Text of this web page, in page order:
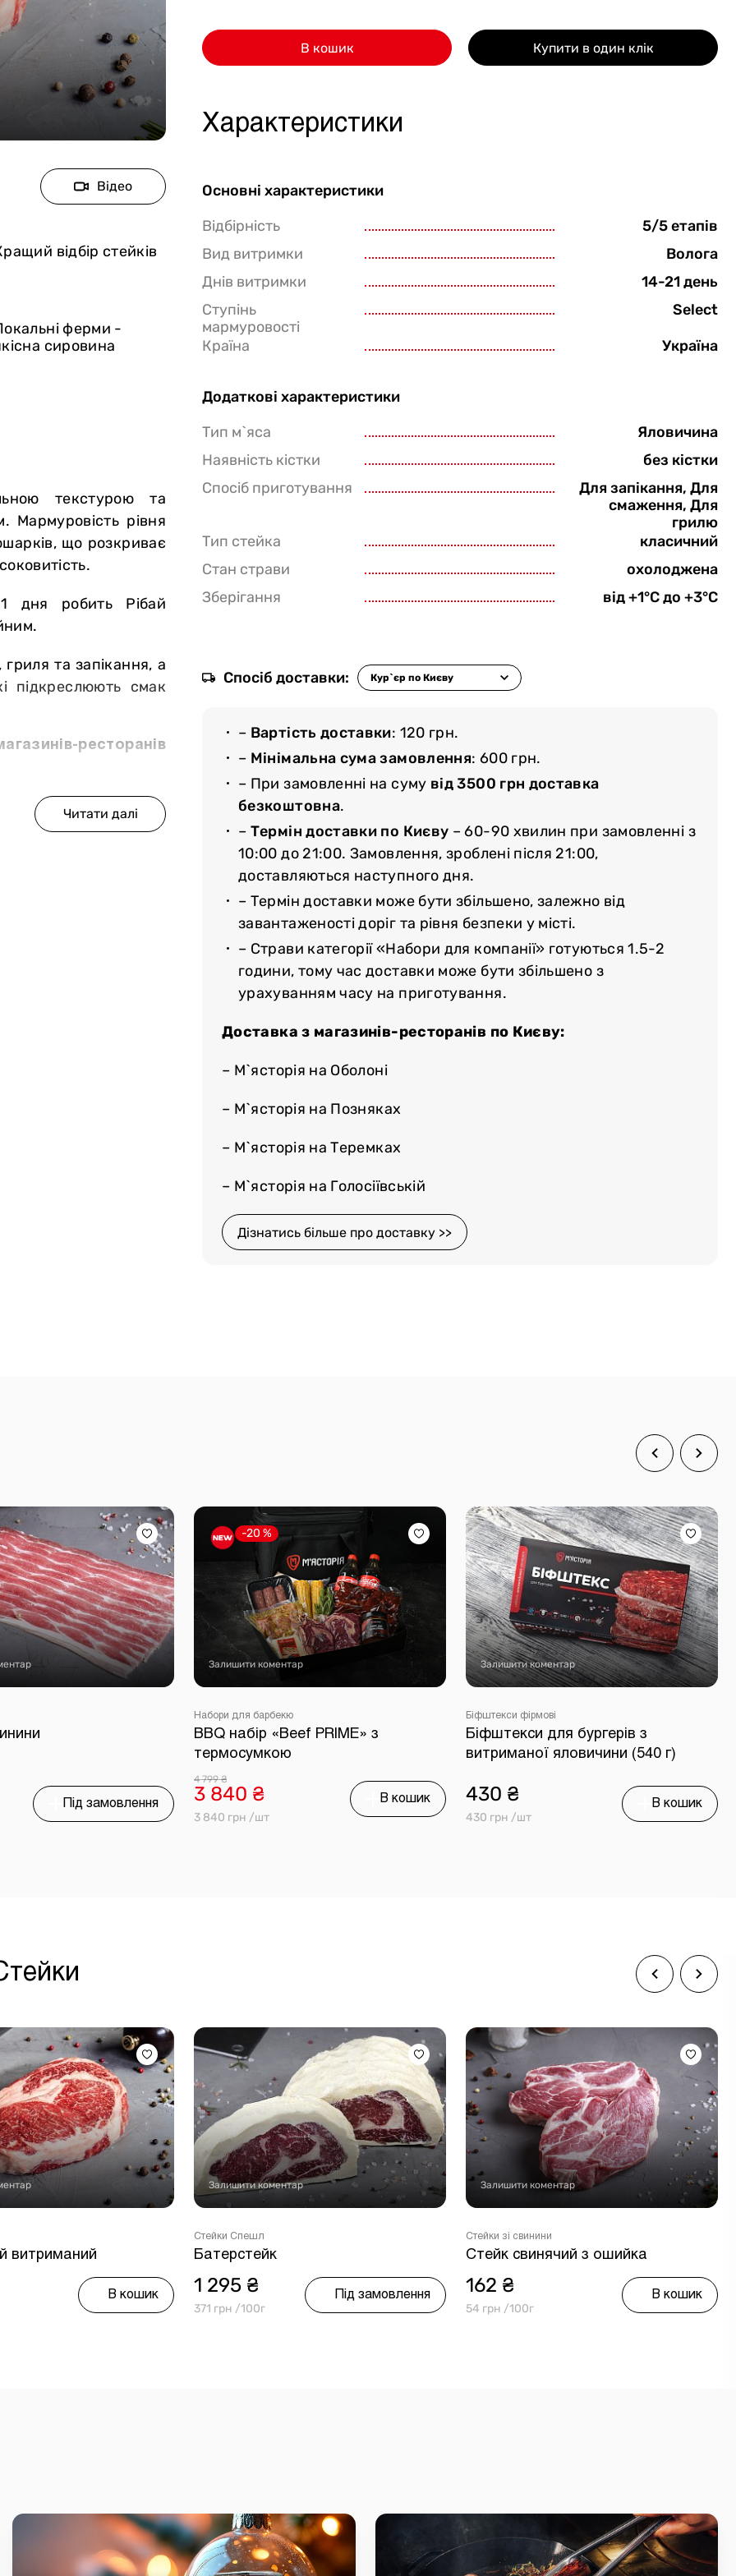
Стейки Клаб
Стейки Особуко
Стейки Шатобріан
Стейки зі свинини
Стейки Спешл
Стейк бокси
В кошик Купити в один клік
Характеристики
Основні характеристики
Відбірність
5/5 етапів
Вид витримки
Волога
Днів витримки
14-21 день
Ступінь
мармуровості
Select
Країна
Україна
Додаткові характеристики
Тип м`яса
Яловичина
Наявність кістки
без кістки
Спосіб приготування
Для запікання, Для
смаження, Для
грилю
Тип стейка
класичний
Стан страви
охолоджена
Зберігання
від +1°С до +3°С
Спосіб доставки:
– Вартість доставки: 120 грн.
– Мінімальна сума замовлення: 600 грн.
– При замовленні на суму від 3500 грн доставка
безкоштовна.
– Термін доставки по Києву – 60-90 хвилин при замовленні з
10:00 до 21:00. Замовлення, зроблені після 21:00,
доставляються наступного дня.
– Термін доставки може бути збільшено, залежно від
завантаженості доріг та рівня безпеки у місті.
– Страви категорії «Набори для компанії» готуються 1.5-2
години, тому час доставки може бути збільшено з
урахуванням часу на приготування.
Доставка з магазинів-ресторанів по Києву:
– М`ясторія на Оболоні
– М`ясторія на Позняках
– М`ясторія на Теремках
– М`ясторія на Голосіївській
Дізнатись більше про доставку >>
Відео
відбір стейків
ферми -
сировина
текстурою та
Мармуровість рівня
що розкриває
дня робить Рібай
та запікання, а
підкреслюють смак
ресторанів
від сертифікованих
раціон і ретельний
декілька етапів
м`яса такої ж
Під замовлення
-20 %
Залишити коментар
Набори для барбекю
BBQ набір «Beef PRIME» з
термосумкою
4 799 ₴
3 840 ₴
3 840 грн /шт
В кошик
Залишити коментар
Біфштекси фірмові
Біфштекси для бургерів з
витриманої яловичини (540 г)
430 ₴
430 грн /шт
В кошик
витриманий
В кошик
Залишити коментар
Стейки Спешл
Батерстейк
1 295 ₴
371 грн /100г
Під замовлення
Залишити коментар
Стейки зі свинини
Стейк свинячий з ошийка
162 ₴
54 грн /100г
В кошик